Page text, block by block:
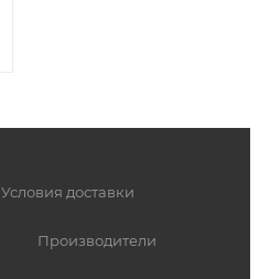
Условия доставки
Производители